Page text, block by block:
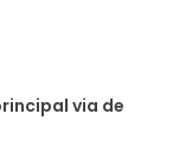
via de